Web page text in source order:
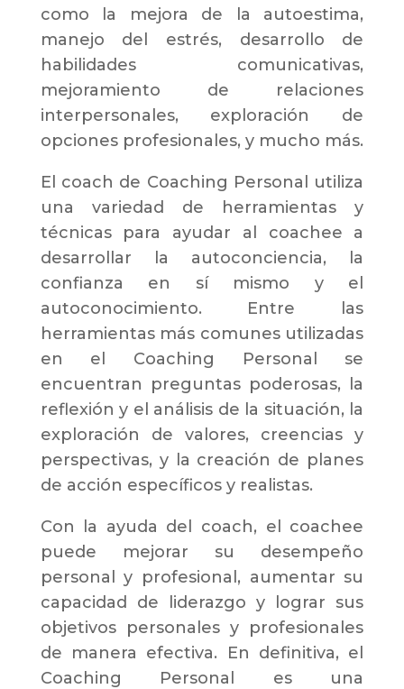
como la mejora de la autoestima,
manejo del estrés, desarrollo de
habilidades comunicativas,
mejoramiento de relaciones
interpersonales, exploración de
opciones profesionales, y mucho más.
El coach de Coaching Personal utiliza
una variedad de herramientas y
técnicas para ayudar al coachee a
desarrollar la autoconciencia, la
confianza en sí mismo y el
autoconocimiento. Entre las
herramientas más comunes utilizadas
en el Coaching Personal se
encuentran preguntas poderosas, la
reflexión y el análisis de la situación, la
exploración de valores, creencias y
perspectivas, y la creación de planes
de acción específicos y realistas.
Con la ayuda del coach, el coachee
puede mejorar su desempeño
personal y profesional, aumentar su
capacidad de liderazgo y lograr sus
objetivos personales y profesionales
de manera efectiva. En definitiva, el
Coaching Personal es una